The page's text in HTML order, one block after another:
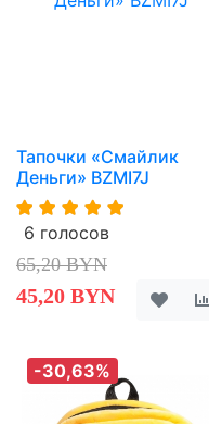
Тапочки «Смайлик
Деньги» BZMI7J
6 голосов
65,20 BYN
45,20 BYN
-30,63%